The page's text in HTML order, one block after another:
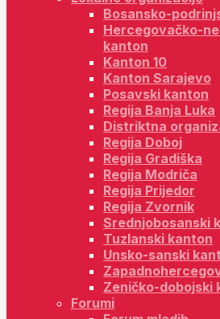
Bosansko-
Hercegovačko-
kanton
Kanton 10
Kanton Sarajevo
Posavski kanton
Regija Banja Luka
Distriktna
Regija Doboj
Regija Gradiška
Regija Modriča
Regija Prijedor
Regija Zvornik
Srednjobosanski
Tuzlanski kanton
Unsko-sanski
Zeničko-dobojski
Forumi